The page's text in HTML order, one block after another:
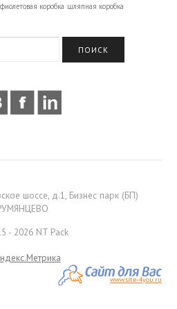
фиолетовая коробка шляпная коробка
шоссе, д.1, Бизнес парк (БП)
- 2026 NT Pack
www.site-4you.ru